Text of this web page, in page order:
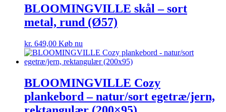
BLOOMINGVILLE skål – sort
metal, rund (Ø57)
kr. 649,00 Køb nu
BLOOMINGVILLE Cozy
plankebord – natur/sort egetræ/jern,